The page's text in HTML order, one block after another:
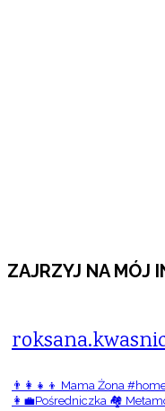
ZAJRZYJ NA MÓJ
👨‍👩‍👧‍👦 Mama Żona
👩‍💼Pośredniczka 🏘️